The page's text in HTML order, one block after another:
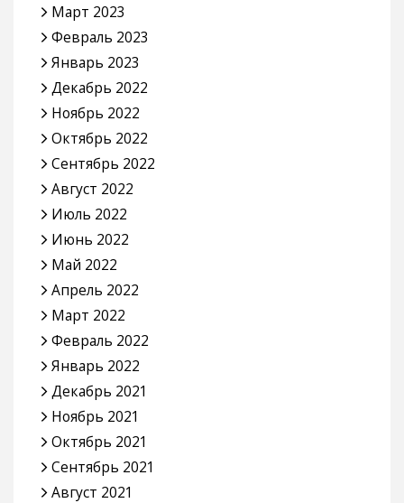
Март 2023
Февраль 2023
Январь 2023
Декабрь 2022
Ноябрь 2022
Октябрь 2022
Сентябрь 2022
Август 2022
Июль 2022
Июнь 2022
Май 2022
Апрель 2022
Март 2022
Февраль 2022
Январь 2022
Декабрь 2021
Ноябрь 2021
Октябрь 2021
Сентябрь 2021
Август 2021